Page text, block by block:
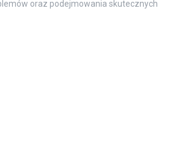
oraz podejmowania skutecznych